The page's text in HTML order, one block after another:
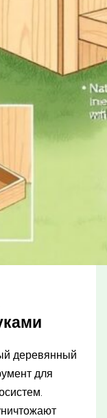
деревянный
для